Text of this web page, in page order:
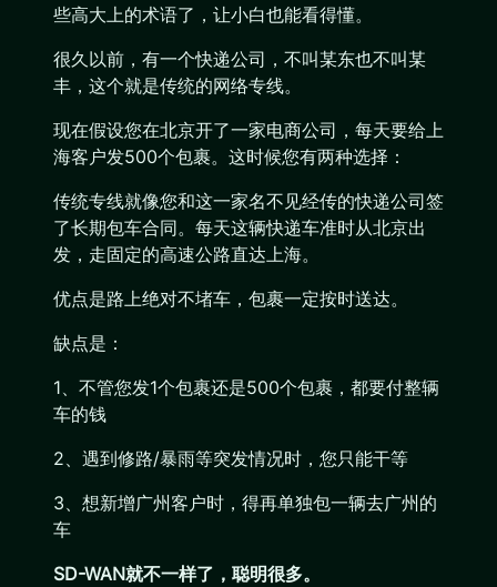
些高大上的术语了，让小白也能看得懂。
很久以前，有一个快递公司，不叫某东也不叫某
丰，这个就是传统的网络专线。
现在假设您在北京开了一家电商公司，每天要给上
海客户发500个包裹。这时候您有两种选择：
传统专线就像您和这一家名不见经传的快递公司签
了长期包车合同。每天这辆快递车准时从北京出
发，走固定的高速公路直达上海。
优点是路上绝对不堵车，包裹一定按时送达。
缺点是：
1、不管您发1个包裹还是500个包裹，都要付整辆
车的钱
2、遇到修路/暴雨等突发情况时，您只能干等
3、想新增广州客户时，得再单独包一辆去广州的
车
SD-WAN就不一样了，聪明很多。